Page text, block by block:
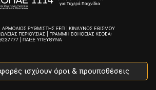
ισχύουν όροι & προυποθέσεις